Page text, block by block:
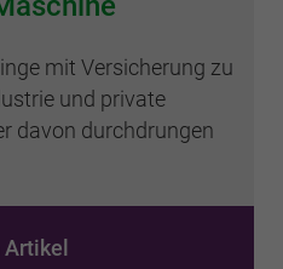
mit Versicherung zu
und private
davon durchdrungen